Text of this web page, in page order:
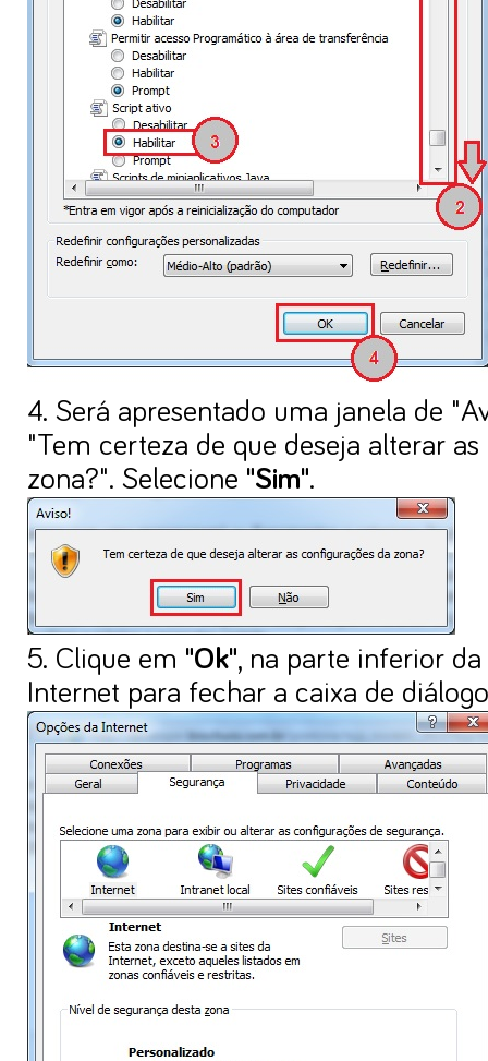
4. Será apresentado uma janela de
"Tem certeza de que deseja alterar
zona?". Selecione "Sim".
5. Clique em "Ok", na parte inferior
Internet para fechar a caixa de